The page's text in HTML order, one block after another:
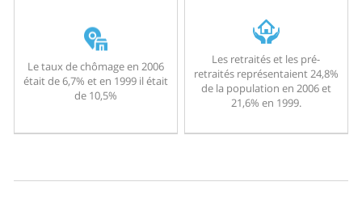
Le taux de chômage en 2006
était de 6,7% et en 1999 il était
de 10,5%
Les retraités et les pré-
retraités représentaient 24,8%
de la population en 2006 et
21,6% en 1999.